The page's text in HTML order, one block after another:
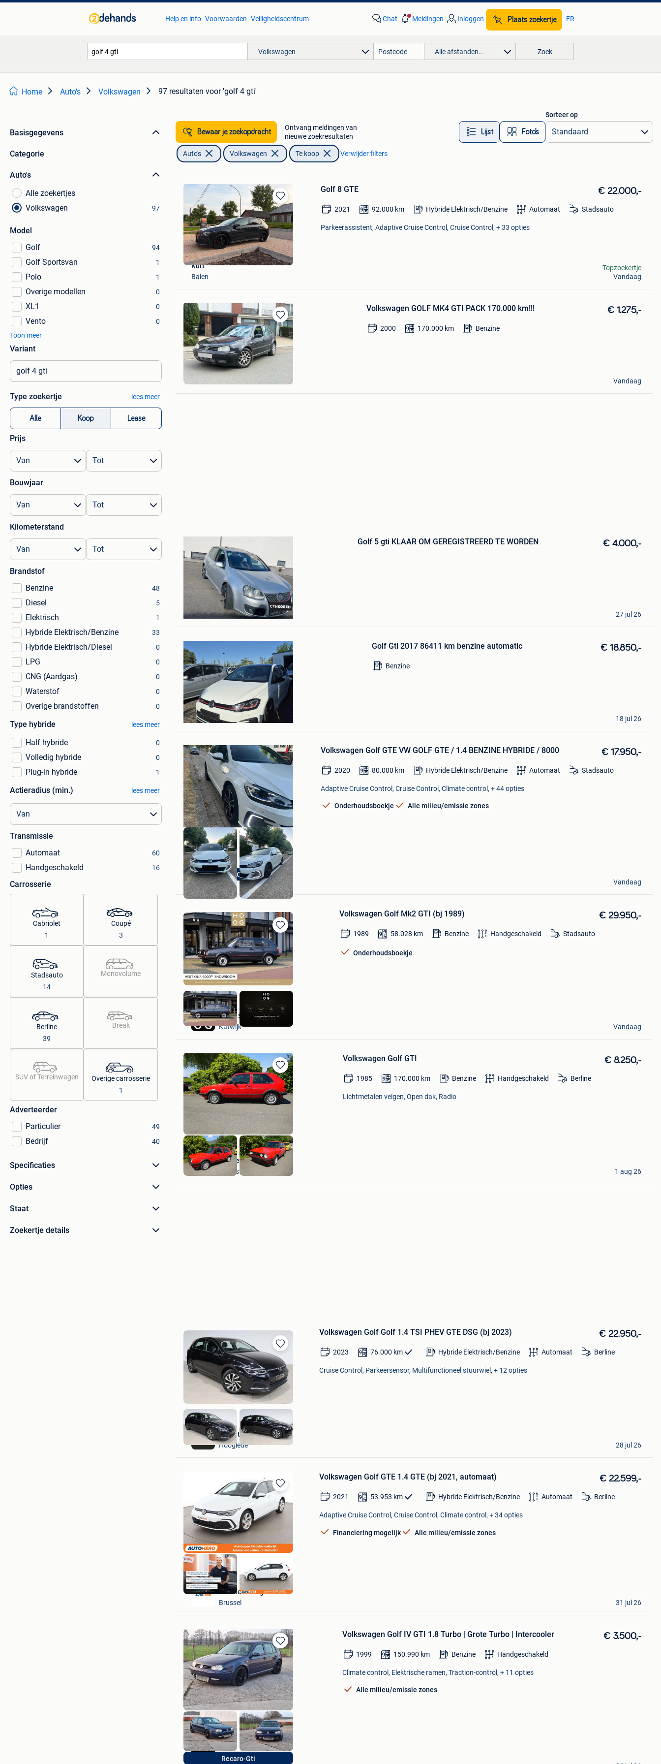
Help en info Voorwaarden Veiligheidscentrum Chat Meldingen Inloggen Plaats zoekertje FR
Volkswagen Alle afstanden… Zoek
Home Auto's Volkswagen 97 resultaten voor 'golf 4 gti'
Basisgegevens
Categorie
Auto's
Alle zoekertjes
Volkswagen
97
Model
Golf
94
Golf Sportsvan 1
Polo 1
Overige modellen 0
XL1 0
Vento
0
Toon meer
Variant
Type zoekertje lees meer
Alle Koop Lease
Prijs
Bouwjaar
Kilometerstand
Brandstof
Benzine
48
Diesel 5
Elektrisch 1
Hybride Elektrisch/Benzine 33
Hybride Elektrisch/Diesel 0
LPG 0
CNG (Aardgas) 0
Waterstof 0
Overige brandstoffen 0
Type hybride lees meer
Half hybride 0
Volledig hybride 0
Plug-in hybride 1
Actieradius (min.) lees meer
Transmissie
Automaat
60
Handgeschakeld 16
Carrosserie
Cabriolet
1
Coupé
3
Stadsauto
14
Monovolume
Berline
39
Break
SUV of Terreinwagen
Overige carrosserie
1
Adverteerder
Particulier
49
Bedrijf 40
Specificaties
Opties
Staat
Zoekertje details
Bewaar je zoekopdracht
Ontvang meldingen van
nieuwe zoekresultaten
Lijst Foto’s
Sorteer op
Auto's Volkswagen Te koop Verwijder filters
Bewaren
in
Mijn
Favorieten
Golf 8 GTE € 22.000,-
2021 92.000 km Hybride Elektrisch/Benzine Automaat Stadsauto
Parkeerassistent, Adaptive Cruise Control, Cruise Control, + 33 opties
Kurt
Balen
Topzoekertje
Vandaag
Bewaren
in
Mijn
Favorieten
Volkswagen GOLF MK4 GTI PACK 170.000 km!!! € 1.275,-
2000 170.000 km Benzine
Martin Mathys
Sint-Lambrechts-Woluwe
Vandaag
Golf 5 gti KLAAR OM GEREGISTREERD TE WORDEN € 4.000,-
IMAD lovni
Anderlecht
27 jul 26
Mijn
Favorieten
Golf Gti 2017 86411 km benzine automatic € 18.850,-
Benzine
72du4tqq5e
Diegem
18 jul 26
Mijn
Favorieten
1STE EIGENAAR
Volkswagen Golf GTE VW GOLF GTE / 1.4 BENZINE HYBRIDE / 8000 € 17.950,-
2020 80.000 km Hybride Elektrisch/Benzine Automaat Stadsauto
Adaptive Cruise Control, Cruise Control, Climate control, + 44 opties
Onderhoudsboekje Alle milieu/emissie zones
MCS
Berchem
Vandaag
Bewaren
in
Mijn
Favorieten
Volkswagen Golf Mk2 GTI (bj 1989) € 29.950,-
1989 58.028 km Benzine Handgeschakeld Stadsauto
Onderhoudsboekje
HooG Selections
Katwijk
Vandaag
Bewaren
in
Mijn
Favorieten
Volkswagen Golf GTI € 8.250,-
1985 170.000 km Benzine Handgeschakeld Berline
Lichtmetalen velgen, Open dak, Radio
Huguesv
Thines
1 aug 26
Bewaren
in
Mijn
Favorieten
Volkswagen Golf Golf 1.4 TSI PHEV GTE DSG (bj 2023) € 22.950,-
2023 76.000 km Hybride Elektrisch/Benzine Automaat Berline
Cruise Control, Parkeersensor, Multifunctioneel stuurwiel, + 12 opties
DP Auto
Hooglede
28 jul 26
Bewaren
Mijn
Favorieten
Volkswagen Golf GTE 1.4 GTE (bj 2021, automaat) € 22.599,-
2021 53.953 km Hybride Elektrisch/Benzine Automaat Berline
Adaptive Cruise Control, Cruise Control, Climate control, + 34 opties
Financiering mogelijk Alle milieu/emissie zones
Autohero België
Brussel
31 jul 26
Bewaren
in
Mijn
Favorieten
Recaro-Gti
Volkswagen Golf IV GTI 1.8 Turbo | Grote Turbo | Intercooler € 3.500,-
1999 150.990 km Benzine Handgeschakeld
Climate control, Elektrische ramen, Traction-control, + 11 opties
Alle milieu/emissie zones
Ek Car's